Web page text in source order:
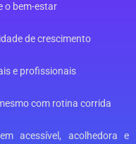
o bem-estar
de crescimento
e profissionais
com rotina corrida
acessível, acolhedora e